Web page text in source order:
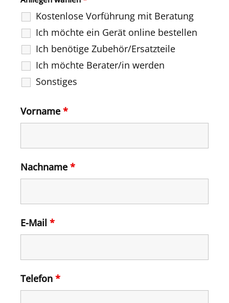
Kostenlose Vorführung mit Beratung
Ich möchte ein Gerät online bestellen
Ich benötige Zubehör/Ersatzteile
Ich möchte Berater/in werden
Sonstiges
Vorname *
Nachname *
E-Mail *
Telefon *